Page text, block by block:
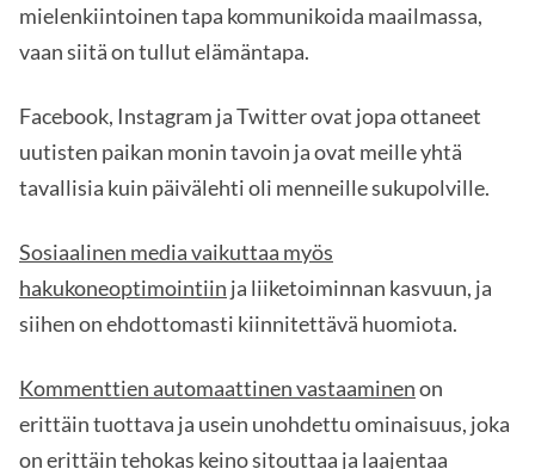
mielenkiintoinen tapa kommunikoida maailmassa,
vaan siitä on tullut elämäntapa.
Facebook, Instagram ja Twitter ovat jopa ottaneet
uutisten paikan monin tavoin ja ovat meille yhtä
tavallisia kuin päivälehti oli menneille sukupolville.
Sosiaalinen media vaikuttaa myös
hakukoneoptimointiin ja liiketoiminnan kasvuun, ja
siihen on ehdottomasti kiinnitettävä huomiota.
Kommenttien automaattinen vastaaminenon
erittäin tuottava ja usein unohdettu ominaisuus, joka
on erittäin tehokas keino sitouttaa ja laajentaa